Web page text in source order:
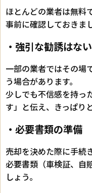
ほとんどの業者は無料
事前に確認しておきま
・強引な勧誘はな
一部の業者ではその場
う場合があります。
少しでも不信感を持っ
す」と伝え、きっぱり
・必要書類の準備
売却を決めた際に手続
必要書類（車検証、自
しょう。